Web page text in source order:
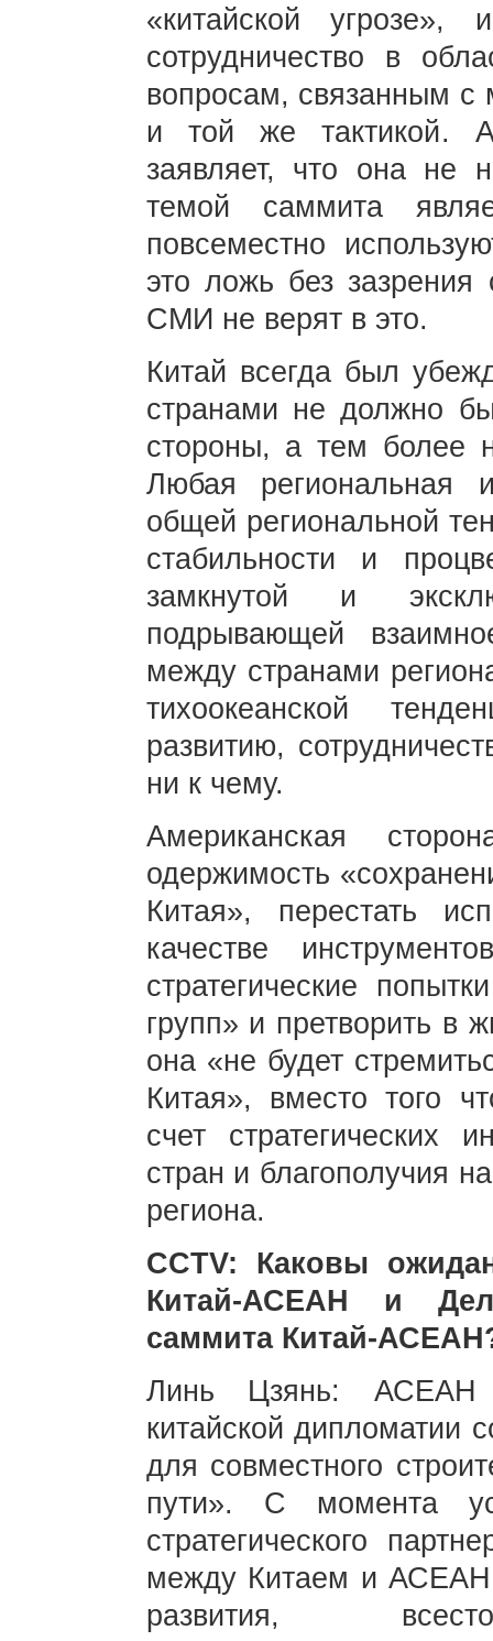
«китайской
сотрудничество в
вопросам, связанным
и той же тактикой.
заявляет, что она не
темой саммита
повсеместно
это ложь без
СМИ не верят в это.
Китай всегда был
странами не должно
стороны, а тем более
Любая региональная
общей региональной
стабильности и
замкнутой и
подрывающей
между странами
тихоокеанской
развитию,
ни к чему.
Американская
одержимость
Китая», перестать
качестве
стратегические
групп» и претворить в
она «не будет
Китая», вместо того
счет стратегических
стран и благополучия
региона.
CCTV: Каковы
Китай-АСЕАН и
саммита Китай-
Линь Цзянь: АСЕАН
китайской дипломатии
для совместного
пути». С момента
стратегического
между Китаем и АСЕАН
развития,